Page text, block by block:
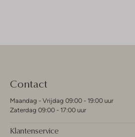
Contact
Maandag - Vrijdag 09:00 - 19:00 uur
Zaterdag 09:00 - 17:00 uur
Klantenservice